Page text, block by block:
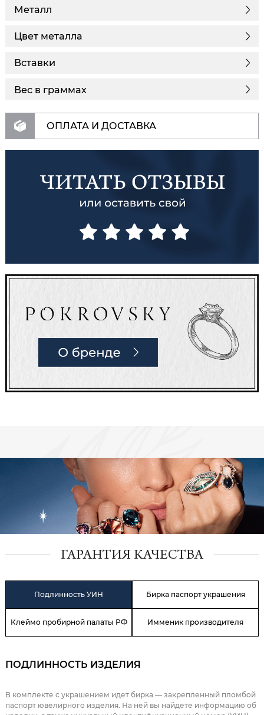
Металл
Цвет металла
Вставки
Вес в граммах
ОПЛАТА И ДОСТАВКА
ГАРАНТИЯ КАЧЕСТВА
Подлинность УИН Бирка паспорт украшения
Клеймо пробирной палаты РФ Имменик производителя
ПОДЛИННОСТЬ ИЗДЕЛИЯ
В комплекте с украшением идет бирка — закрепленный пломбой
паспорт ювелирного изделия. На ней вы найдете информацию об